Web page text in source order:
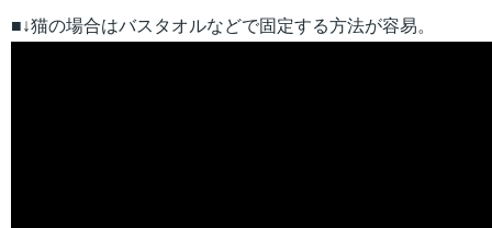
■↓猫の場合はバスタオルなどで固定する方法が容易。